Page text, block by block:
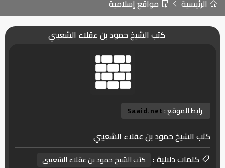
الرئيسية مواقع إسلامية
كتب الشيخ حمود بن عقلاء الشعيبي
رابط الموقع :Saaid.net
كتب الشيخ حمود بن عقلاء الشعيبي
كلمات دلالية :
كتب الشيخ حمود بن عقلاء الشعيبي